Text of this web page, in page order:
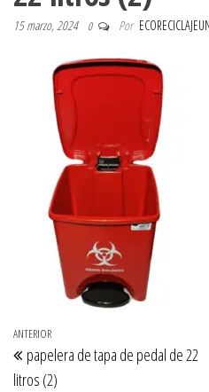
15 marzo, 2024 0 Por
Navegación de
Entrada anterior
ANTERIOR
papelera de tapa de pedal de 22
litros (2)